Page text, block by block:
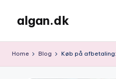
content
algan.dk
Home Blog Køb på